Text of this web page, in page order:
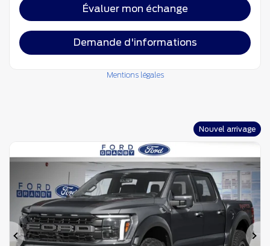
Évaluer mon échange
Demande d'informations
Mentions légales
Nouvel arrivage